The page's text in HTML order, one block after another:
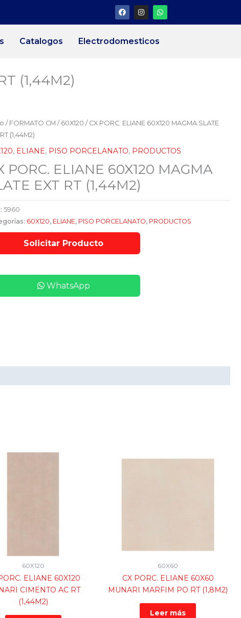
F
a
c
o
I
n
s
a
g
W
h
a
Catalogos Electrodomesticos
(1,44M2)
/ FORMATO CM / 60X120 / CX PORC. ELIANE 60X120 MAGMA SLATE
(1,44M2)
, ELIANE, PISO PORCELANATO, PRODUCTOS
PORC. ELIANE 60X120 MAGMA
EXT RT (1,44M2)
5960
60X120, ELIANE, PISO PORCELANATO, PRODUCTOS
WhatsApp
60X120
ELIANE 60X120
CIMENTO AC RT
(1,44M2)
60X60
CX PORC. ELIANE 60X60
MUNARI MARFIM PO RT (1,8M2)
Leer más